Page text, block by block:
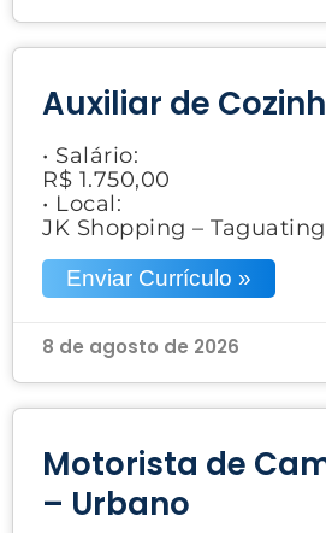
Auxiliar de
• Salário:
R$ 1.750,00
• Local:
JK Shopping –
Enviar Currículo »
8 de agosto de 2026
Motorista de
– Urbano